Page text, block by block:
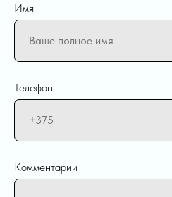
Имя
Телефон
Комментарии